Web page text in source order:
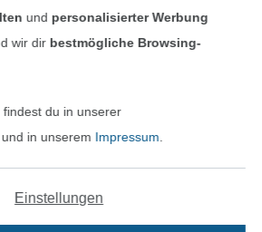
inkl. der gesetzl. MwSt.
Preise entsprechen dem
Nederlands
In den niederländischen
Français
In den
und personalisierter Werbung
wir dir bestmögliche Browsing-
du in unserer
und in unserem Impressum
Einstellungen